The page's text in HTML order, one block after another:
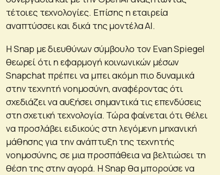
τέτοιες τεχνολογίες. Επίσης η εταιρεία
αναπτύσσει και δικά της μοντέλα ΑΙ.
Η Snap με διευθύνων σύμβουλο τον Evan Spiegel
θεωρεί ότι η εφαρμογή κοινωνικών μέσων
Snapchat πρέπει να μπει ακόμη πιο δυναμικά
στην τεχνητή νοημοσύνη, αναφέροντας ότι
σχεδιάζει να αυξήσει σημαντικά τις επενδύσεις
στη σχετική τεχνολογία. Τώρα φαίνεται ότι θέλει
να προσλάβει ειδικούς στη λεγόμενη μηχανική
μάθησης για την ανάπτυξη της τεχνητής
νοημοσύνης, σε μια προσπάθεια να βελτιώσει τη
θέση της στην αγορά. Η Snap θα μπορούσε να